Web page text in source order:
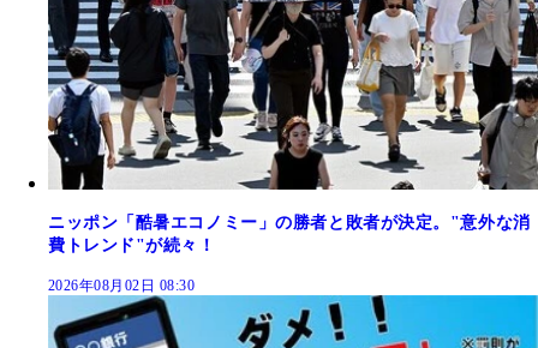
ニッポン「酷暑エコノミー」の勝者と敗者が決定。"意外な消
費トレンド"が続々！
2026年08月02日 08:30